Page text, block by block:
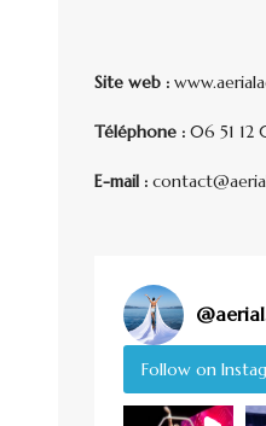
Site web :
Téléphone : 06 51 12
E-mail :
@
Follow on